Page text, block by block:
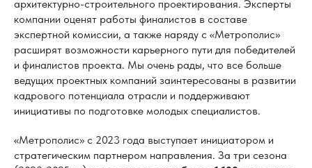
архитектурно-строительного проектирования. Эксперты
компании оценят работы финалистов в составе
экспертной комиссии, а также наряду с «Метрополис»
расширят возможности карьерного пути для победителей
и финалистов проекта. Мы очень рады, что все больше
ведущих проектных компаний заинтересованы в развитии
кадрового потенциала отрасли и поддерживают
инициативы по подготовке молодых специалистов.
«Метрополис» с 2023 года выступает инициатором и
стратегическим партнером направления. За три сезона